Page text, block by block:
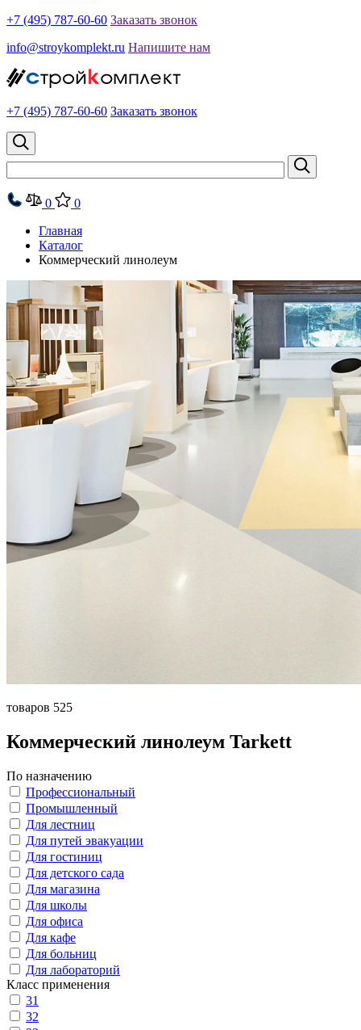
+7 (495) 787-60-60 Заказать звонок
info@stroykomplekt.ru Напишите нам
+7 (495) 787-60-60 Заказать звонок
0
0
Главная
Каталог
Коммерческий линолеум
товаров 525
Коммерческий линолеум Tarkett
По назначению
Профессиональный
Промышленный
Для лестниц
Для путей эвакуации
Для гостиниц
Для детского сада
Для магазина
Для школы
Для офиса
Для кафе
Для больниц
Для лабораторий
Класс применения
31
32